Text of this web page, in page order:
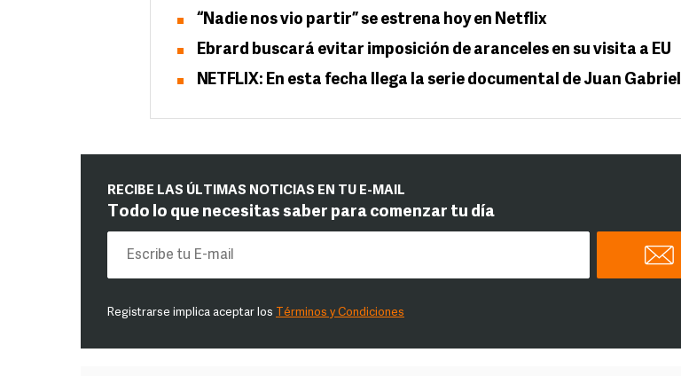
“Nadie nos vio partir” se estrena hoy en Netflix
Ebrard buscará evitar imposición de aranceles en su visita a EU
NETFLIX: En esta fecha llega la serie documental de Juan Gabriel
RECIBE LAS ÚLTIMAS NOTICIAS EN TU E-MAIL
Todo lo que necesitas saber para comenzar tu día
Registrarse implica aceptar los Términos y Condiciones